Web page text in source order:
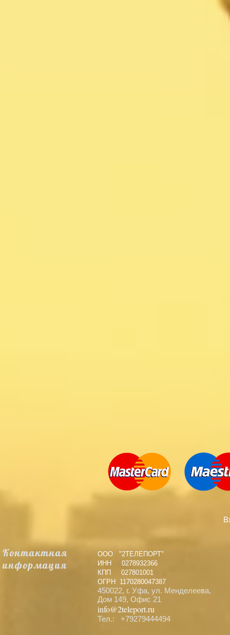
Контактная
информация
ООО "2ТЕЛЕПОРТ"
ИНН 0278932366
КПП 027801001
ОГРН 1170280047387
450022, г. Уфа, ул. Менделеева,
Дом 149, Офис 21
info@2teleport.ru
Тел.: +79279444494